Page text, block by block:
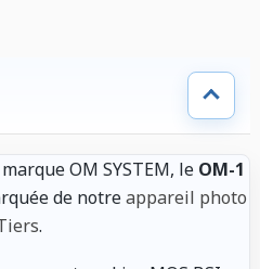
OM SYSTEM, le OM-1
de notreappareil photo
.